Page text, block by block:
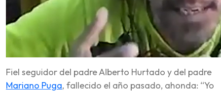
Fiel seguidor del padre Alberto Hurtado y del padre
Mariano Puga, fallecido el año pasado, ahonda: “Yo